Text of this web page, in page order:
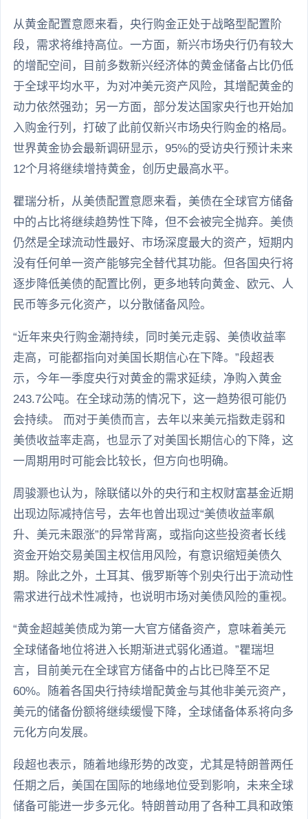
从黄金配置意愿来看，央行购金正处于战略型配置阶
段，需求将维持高位。一方面，新兴市场央行仍有较大
的增配空间，目前多数新兴经济体的黄金储备占比仍低
于全球平均水平，为对冲美元资产风险，其增配黄金的
动力依然强劲；另一方面，部分发达国家央行也开始加
入购金行列，打破了此前仅新兴市场央行购金的格局。
世界黄金协会最新调研显示，95%的受访央行预计未来
12个月将继续增持黄金，创历史最高水平。
瞿瑞分析，从美债配置意愿来看，美债在全球官方储备
中的占比将继续趋势性下降，但不会被完全抛弃。美债
仍然是全球流动性最好、市场深度最大的资产，短期内
没有任何单一资产能够完全替代其功能。但各国央行将
逐步降低美债的配置比例，更多地转向黄金、欧元、人
民币等多元化资产，以分散储备风险。
“近年来央行购金潮持续，同时美元走弱、美债收益率
走高，可能都指向对美国长期信心在下降。”段超表
示，今年一季度央行对黄金的需求延续，净购入黄金
243.7公吨。在全球动荡的情况下，这一趋势很可能仍
会持续。 而对于美债而言，去年以来美元指数走弱和
美债收益率走高，也显示了对美国长期信心的下降，这
一周期用时可能会比较长，但方向也明确。
周骏灏也认为，除联储以外的央行和主权财富基金近期
出现边际减持信号，去年也曾出现过“美债收益率飙
升、美元未跟涨”的异常背离，或指向这些投资者长线
资金开始交易美国主权信用风险，有意识缩短美债久
期。除此之外，土耳其、俄罗斯等个别央行出于流动性
需求进行战术性减持，也说明市场对美债风险的重视。
“黄金超越美债成为第一大官方储备资产，意味着美元
全球储备地位将进入长期渐进式弱化通道。”瞿瑞坦
言，目前美元在全球官方储备中的占比已降至不足
60%。随着各国央行持续增配黄金与其他非美元资产，
美元的储备份额将继续缓慢下降，全球储备体系将向多
元化方向发展。
段超也表示，随着地缘形势的改变，尤其是特朗普两任
任期之后，美国在国际的地缘地位受到影响，未来全球
储备可能进一步多元化。特朗普动用了各种工具和政策